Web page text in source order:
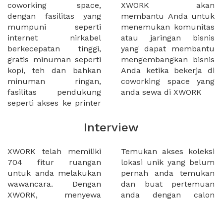
coworking space,
dengan fasilitas yang
mumpuni seperti
internet nirkabel
berkecepatan tinggi,
gratis minuman seperti
kopi, teh dan bahkan
minuman ringan,
fasilitas pendukung
seperti akses ke printer
XWORK akan
membantu Anda untuk
menemukan komunitas
atau jaringan bisnis
yang dapat membantu
mengembangkan bisnis
Anda ketika bekerja di
coworking space yang
anda sewa di XWORK
Interview
XWORK telah memiliki
704 fitur ruangan
untuk anda melakukan
wawancara. Dengan
XWORK, menyewa
Temukan akses koleksi
lokasi unik yang belum
pernah anda temukan
dan buat pertemuan
anda dengan calon